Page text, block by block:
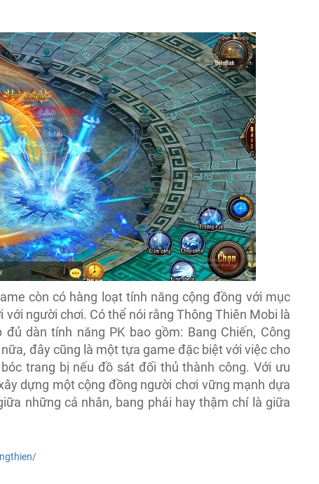
còn có hàng loạt tính năng cộng đồng với mục
người chơi. Có thể nói rằng Thông Thiên Mobi là
dàn tính năng PK bao gồm: Bang Chiến, Công
đây cũng là một tựa game đặc biệt với việc cho
trang bị nếu đồ sát đối thủ thành công. Với ưu
dựng một cộng đồng người chơi vững mạnh dựa
những cá nhân, bang phái hay thậm chí là giữa